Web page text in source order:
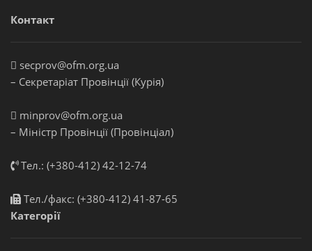
Контакт
secprov@ofm.org.ua
– Секретаріат Провінції (Курія)
minprov@ofm.org.ua
– Міністр Провінції (Провінціал)
Тел.: (+380-412) 42-12-74
Тел./факс: (+380-412) 41-87-65
Категорії